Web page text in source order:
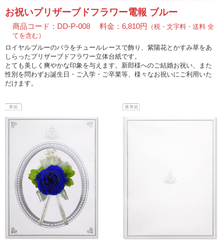
お祝いプリザーブドフラワー電報 ブルー
商品コード：DD-P-008 料金：6,810円
（税・文字料・送料 全
てを含む）
ロイヤルブルーのバラをチュールレースで飾り、紫陽花とかすみ草をあ
しらったプリザーブドフラワー立体台紙です。
とても美しく爽やかな印象を与えます。新郎様へのご結婚お祝い、また
性別を問わずお誕生日・ご入学・ご卒業等、様々なお祝いにご利用いた
だけます。